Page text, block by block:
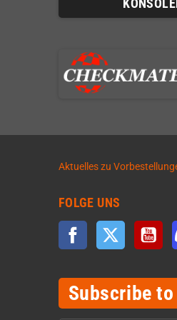
Aktuelles zu
FOLGE UNS
Facebook Twitter
Subscribe